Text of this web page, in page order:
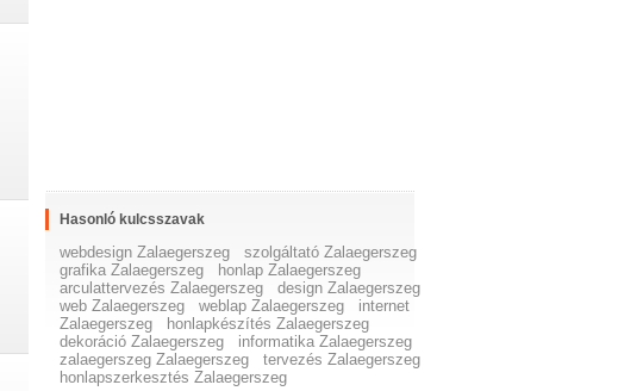
Hasonló kulcsszavak
webdesign Zalaegerszeg
szolgáltató Zalaegerszeg
grafika Zalaegerszeg
honlap Zalaegerszeg
arculattervezés Zalaegerszeg
design Zalaegerszeg
web Zalaegerszeg
weblap Zalaegerszeg
internet
Zalaegerszeg
honlapkészítés Zalaegerszeg
dekoráció Zalaegerszeg
informatika Zalaegerszeg
zalaegerszeg Zalaegerszeg
tervezés Zalaegerszeg
honlapszerkesztés Zalaegerszeg